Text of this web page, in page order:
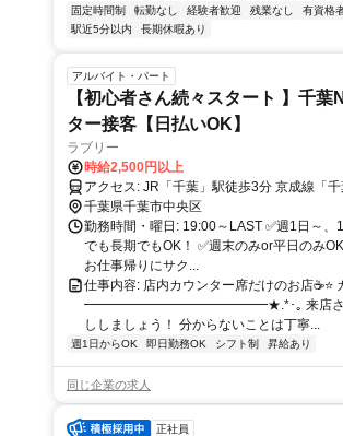
固定時間制 転勤なし 経験者歓迎 残業なし 有資格
駅近5分以内
長期休暇あり
アルバイト・パート
【初心者さん続々スタート 】千
ター接客【日払いOK】
ラブリー
時給2,500円以上
アクセス: JR「千葉」駅徒歩3分 京成線
千葉県千葉市中央区
勤務時間・曜日: 19:00～LAST ✅週1日～、
でも長期でもOK！ ✅週末のみor平日のみ
お仕事帰りにサク...
仕事内容: 店内​カウンター席だけのお店☕⭐
━━━━━━━━━━━━━━★.*･｡ 来店された
ししましょう！ 分からないことは丁寧...
週1日からOK 即日勤務OK シフト制 昇給あり
同じ企業の求人
正社員